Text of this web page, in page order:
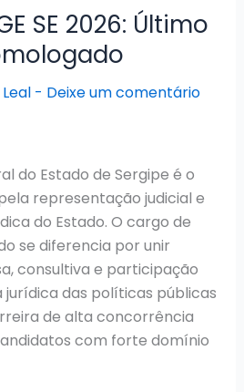
SE 2026: Último
- Deixe um comentário
do Estado de Sergipe é o
representação judicial e
do Estado. O cargo de
se diferencia por unir
consultiva e participação
das políticas públicas
de alta concorrência
com forte domínio